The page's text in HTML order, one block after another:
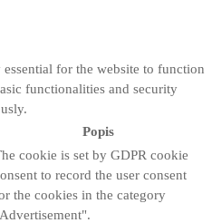
for the website to function
functionalities and security
Popis
cookie is set by GDPR cookie
to record the user consent
the cookies in the category